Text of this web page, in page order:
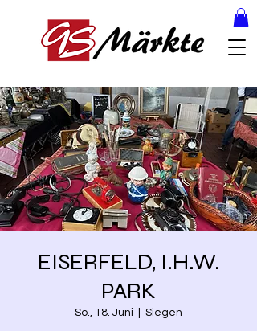
EISERFELD, I.H.W.
PARK
So., 18. Juni Siegen